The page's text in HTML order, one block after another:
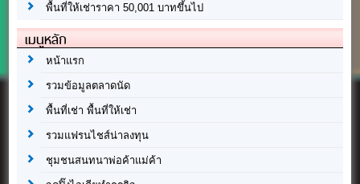
พื้นที่ให้เช่าราคา 50,001 บาทขึ้นไป
เมนูหลัก
หน้าแรก
รวมข้อมูลตลาดนัด
พื้นที่เช่า พื้นที่ให้เช่า
รวมแฟรนไชส์น่าลงทุน
ชุมชนสนทนาพ่อค้าแม่ค้า